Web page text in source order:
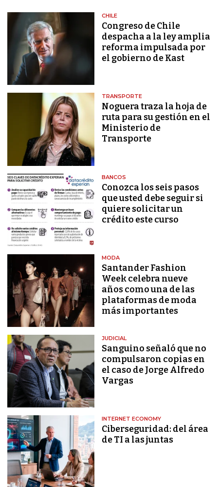
CHILE
Congreso de Chile
despacha a la ley amplia
reforma impulsada por
el gobierno de Kast
TRANSPORTE
Noguera traza la hoja de
ruta para su gestión en el
Ministerio de
Transporte
BANCOS
Conozca los seis pasos
que usted debe seguir si
quiere solicitar un
crédito este curso
MODA
Santander Fashion
Week celebra nueve
años como una de las
plataformas de moda
más importantes
JUDICIAL
Sanguino señaló que no
compulsaron copias en
el caso de Jorge Alfredo
Vargas
INTERNET ECONOMY
Ciberseguridad: del área
de TI a las juntas